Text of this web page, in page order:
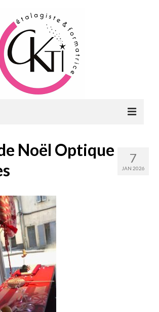
& VITRINES
RH
DE FORMATEURS
PRESTATIONS
7
JAN 2026
Noël Optique